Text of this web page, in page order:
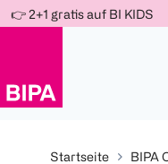
Für
Für
Für
Weiter
zum
👉 2+1 gratis auf BI KIDS
Startseite BIPA